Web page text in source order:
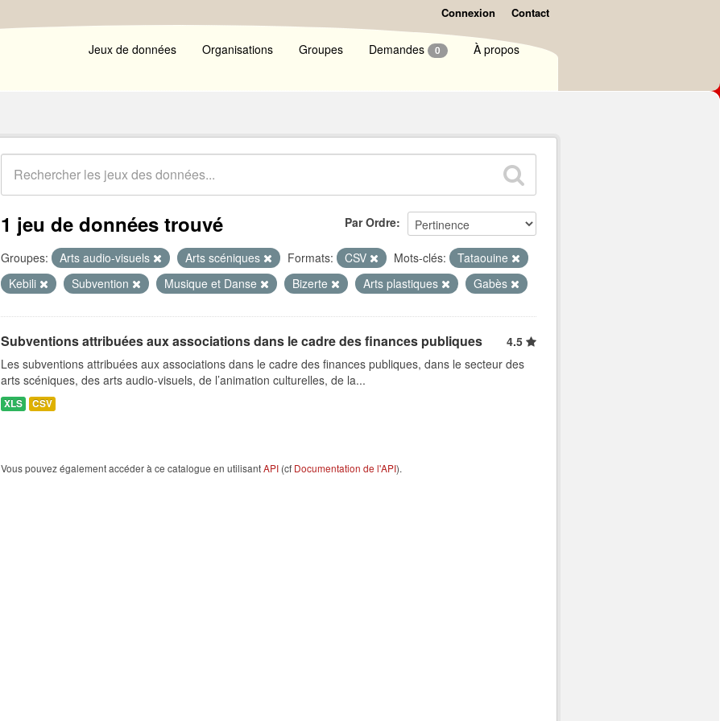
Connexion Contact
Jeux de données Organisations Groupes Demandes 0 À propos
Par Ordre
1 jeu de données trouvé
Groupes: Arts audio-visuels Arts scéniques Formats: CSV Mots-clés:
Tataouine
Kebili
Subvention Musique et Danse Bizerte Arts plastiques Gabès
Subventions attribuées aux associations dans le cadre des finances publiques
4.5
Les subventions attribuées aux associations dans le cadre des finances publiques, dans le secteur des
arts scéniques, des arts audio-visuels, de l’animation culturelles, de la...
XLS CSV
Vous pouvez également accéder à ce catalogue en utilisantAPI (cf Documentation de l'API).